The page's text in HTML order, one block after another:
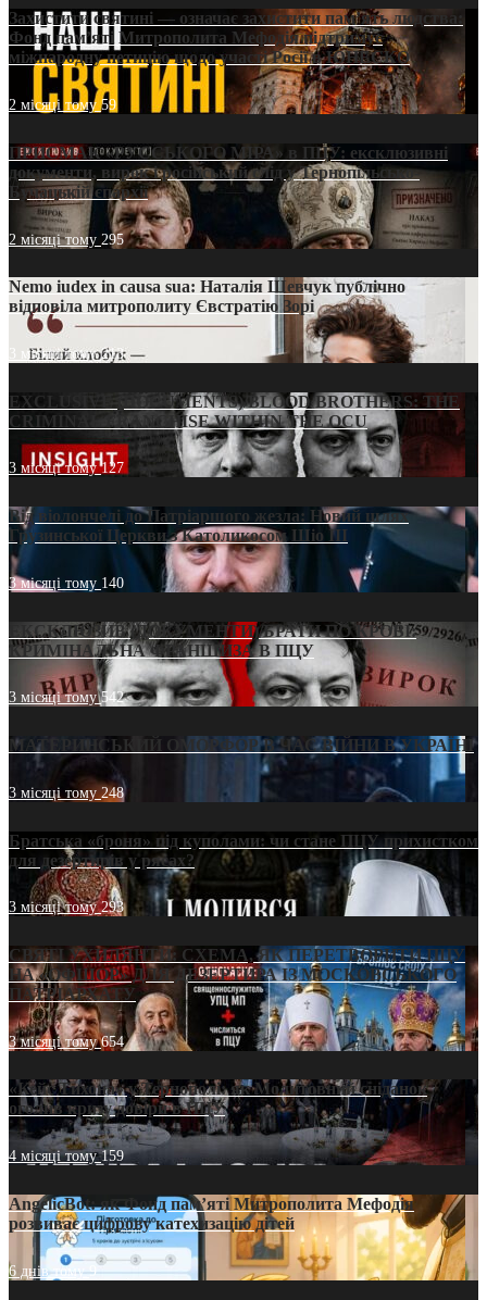
Захистити святині — означає захистити пам’ять людства:
Фонд пам’яті Митрополита Мефодія підтримує
міжнародну петицію щодо участі Росії в ЮНЕСКО
2 місяці тому59
ПРИСМАК «РУССЬКОГО МІРА» в ПЦУ: ексклюзивні
документи, вирок і російський слід у Тернопільсько-
Бучацькій єпархії
2 місяці тому 295
Nemo iudex in causa sua: Наталія Шевчук публічно
відповіла митрополиту Євстратію Зорі
3 місяці тому213
EXCLUSIVE (DOCUMENTS)/BLOOD BROTHERS: THE
CRIMINAL FRANCHISE WITHIN THE OCU
3 місяці тому127
Від віолончелі до Патріаршого жезла: Новий шлях
Грузинської Церкви з Католикосом Шіо III
3 місяці тому 140
ЕКСКЛЮЗИВ (ДОКУМЕНТИ)/БРАТИ ПО КРОВІ:
КРИМІНАЛЬНА ФРАНШИЗА В ПЦУ
3 місяці тому542
МАТЕРИНСЬКИЙ ОМОРФОР В ЧАС ВІЙНИ В УКРАЇНІ
3 місяці тому248
Братська «броня» під куполами: чи стане ПЦУ прихистком
для дезертирів у рясах?
3 місяці тому293
СВЯТІ УХИЛЯНТИ: СХЕМА, ЯК ПЕРЕТВОРИТИ ПЦУ
НА «ОФШОР» ДЛЯ ДЕЗЕРТИРА ІЗ МОСКОВСЬКОГО
ПАТРІАРХАТУ
3 місяці тому654
«Кейс Тихона» у Тернополі: як Молитовний сніданок
оголив кризу довіри в ПЦУ
4 місяці тому159
AngelicBot: як Фонд пам’яті Митрополита Мефодія
розвиває цифрову катехизацію дітей
6 днів тому9